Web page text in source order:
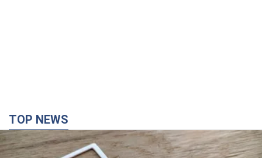
TOP NEWS